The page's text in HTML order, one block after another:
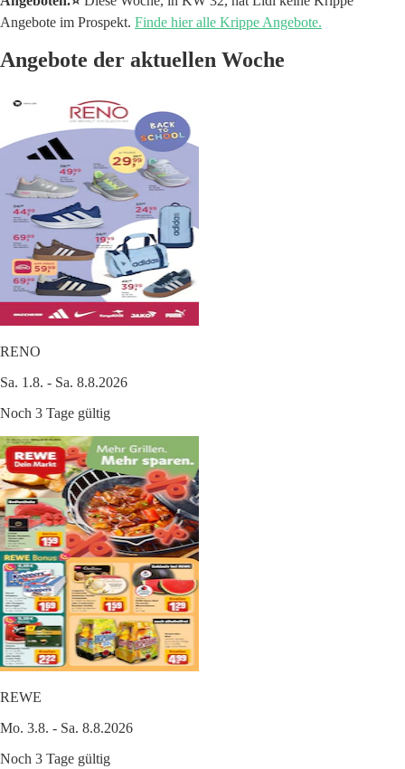
Angebote im Prospekt. Finde hier alle Krippe Angebote.
Angebote der aktuellen Woche
RENO
Sa. 1.8. - Sa. 8.8.2026
Noch 3 Tage gültig
REWE
Mo. 3.8. - Sa. 8.8.2026
Noch 3 Tage gültig